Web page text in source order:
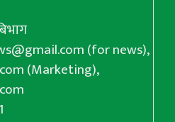
(for news),
(Marketing),